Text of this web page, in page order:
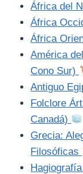
África del
África
África
América
Cono Sur)
Antiguo
Folclore
Canadá)
Grecia:
Filosóficas